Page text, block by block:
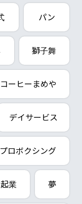
パン
獅子舞
コーヒーまめや
デイサービス
プロボクシング
起業 夢